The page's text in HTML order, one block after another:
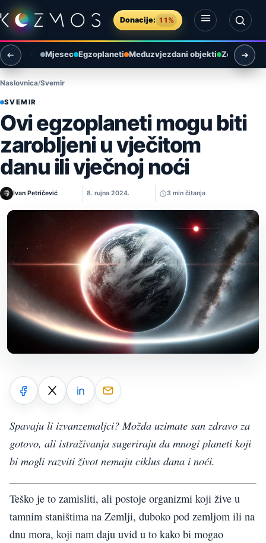
Preskoči na sadržaj
Donacije: 11%
Otvori izbornik
Otvori pretragu
Mjesec Egzoplaneti Međuzvjezdani objekti Zemlja i
Naslovnica Svemir
SVEMIR
Ovi egzoplaneti mogu biti
zarobljeni u vječitom
danu ili vječnoj noći
Ivan Petričević 8. rujna 2024. 3 min čitanja
Spavaju li izvanzemaljci? Možda uzimate san zdravo za
gotovo, ali istraživanja sugeriraju da mnogi planeti koji
bi mogli razviti život nemaju ciklus dana i noći.
Teško je to zamisliti, ali postoje organizmi koji žive u
tamnim staništima na Zemlji, duboko pod zemljom ili na
dnu mora, koji nam daju uvid u to kako bi mogao